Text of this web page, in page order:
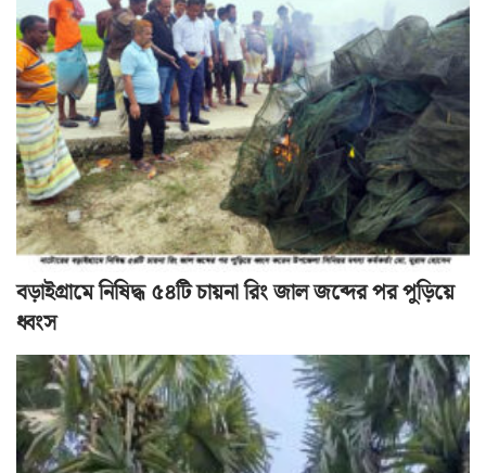
বড়াইগ্রামে নিষিদ্ধ ৫৪টি চায়না রিং জাল জব্দের পর পুড়িয়ে
ধ্বংস